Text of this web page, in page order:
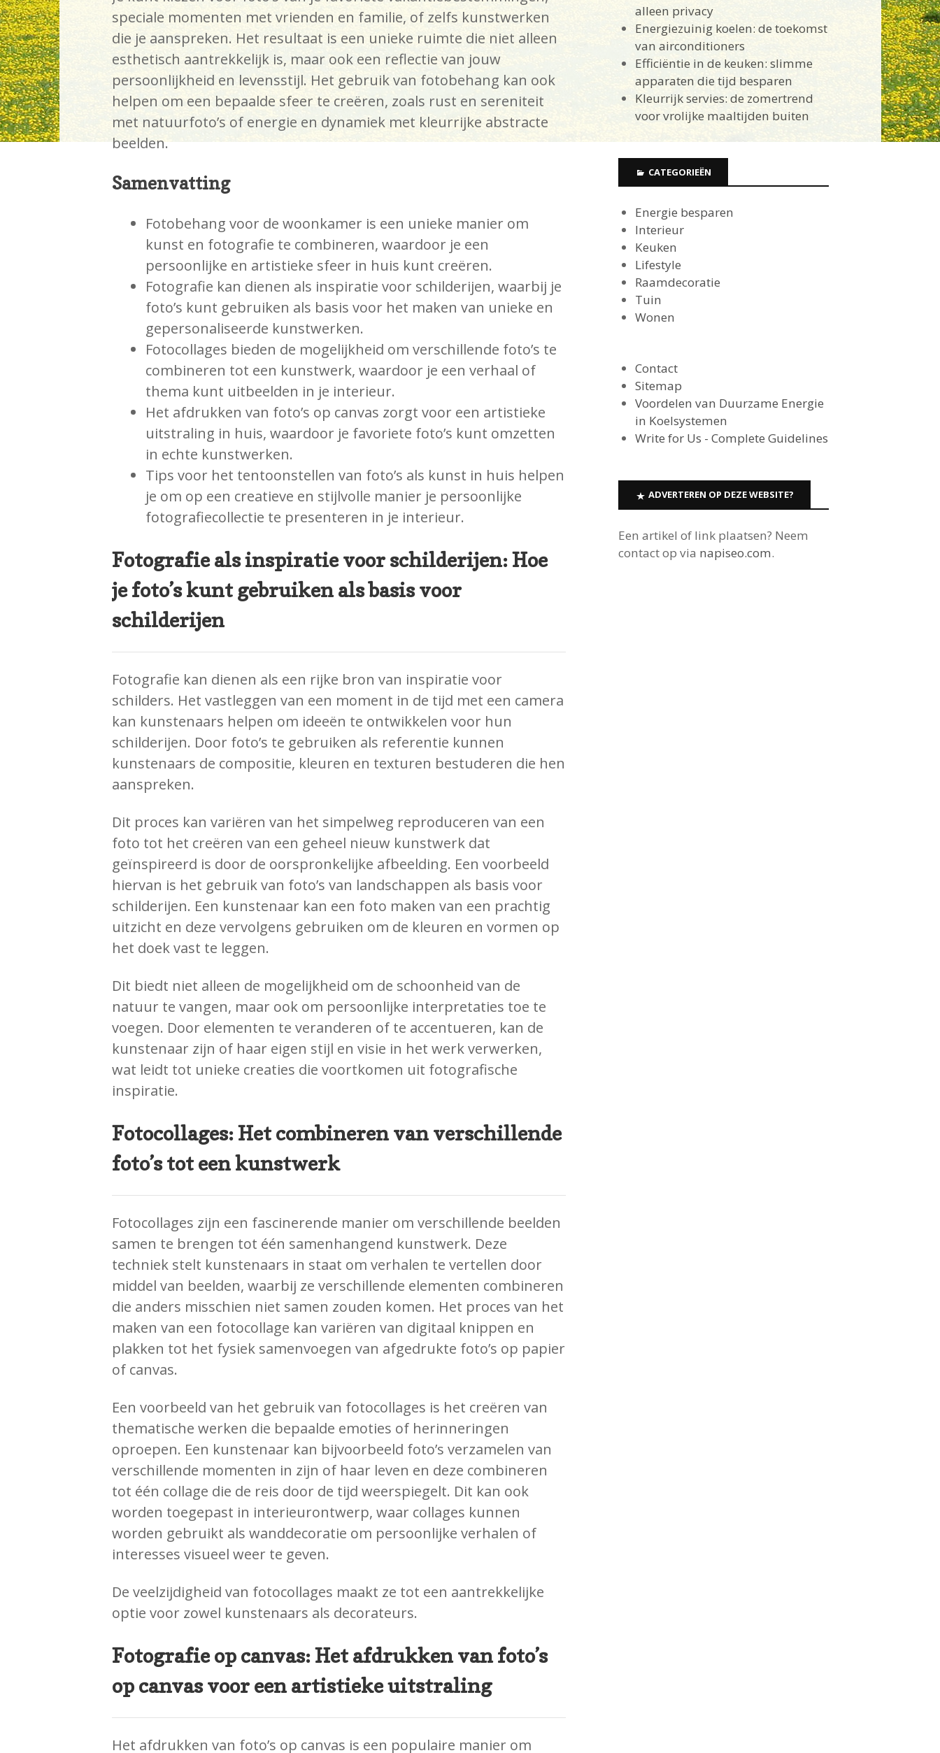
speciale momenten met vrienden en familie, of zelfs kunstwerken
die je aanspreken. Het resultaat is een unieke ruimte die niet alleen
esthetisch aantrekkelijk is, maar ook een reflectie van jouw
persoonlijkheid en levensstijl. Het gebruik van fotobehang kan ook
helpen om een bepaalde sfeer te creëren, zoals rust en sereniteit
met natuurfoto’s of energie en dynamiek met kleurrijke abstracte
beelden.
Samenvatting
Fotobehang voor de woonkamer is een unieke manier om
kunst en fotografie te combineren, waardoor je een
persoonlijke en artistieke sfeer in huis kunt creëren.
Fotografie kan dienen als inspiratie voor schilderijen, waarbij je
foto’s kunt gebruiken als basis voor het maken van unieke en
gepersonaliseerde kunstwerken.
Fotocollages bieden de mogelijkheid om verschillende foto’s te
combineren tot een kunstwerk, waardoor je een verhaal of
thema kunt uitbeelden in je interieur.
Het afdrukken van foto’s op canvas zorgt voor een artistieke
uitstraling in huis, waardoor je favoriete foto’s kunt omzetten
in echte kunstwerken.
Tips voor het tentoonstellen van foto’s als kunst in huis helpen
je om op een creatieve en stijlvolle manier je persoonlijke
fotografiecollectie te presenteren in je interieur.
Fotografie als inspiratie voor schilderijen: Hoe
je foto’s kunt gebruiken als basis voor
schilderijen
Fotografie kan dienen als een rijke bron van inspiratie voor
schilders. Het vastleggen van een moment in de tijd met een camera
kan kunstenaars helpen om ideeën te ontwikkelen voor hun
schilderijen. Door foto’s te gebruiken als referentie kunnen
kunstenaars de compositie, kleuren en texturen bestuderen die hen
aanspreken.
Dit proces kan variëren van het simpelweg reproduceren van een
foto tot het creëren van een geheel nieuw kunstwerk dat
geïnspireerd is door de oorspronkelijke afbeelding. Een voorbeeld
hiervan is het gebruik van foto’s van landschappen als basis voor
schilderijen. Een kunstenaar kan een foto maken van een prachtig
uitzicht en deze vervolgens gebruiken om de kleuren en vormen op
het doek vast te leggen.
Dit biedt niet alleen de mogelijkheid om de schoonheid van de
natuur te vangen, maar ook om persoonlijke interpretaties toe te
voegen. Door elementen te veranderen of te accentueren, kan de
kunstenaar zijn of haar eigen stijl en visie in het werk verwerken,
wat leidt tot unieke creaties die voortkomen uit fotografische
inspiratie.
Fotocollages: Het combineren van verschillende
foto’s tot een kunstwerk
Fotocollages zijn een fascinerende manier om verschillende beelden
samen te brengen tot één samenhangend kunstwerk. Deze
techniek stelt kunstenaars in staat om verhalen te vertellen door
middel van beelden, waarbij ze verschillende elementen combineren
die anders misschien niet samen zouden komen. Het proces van het
maken van een fotocollage kan variëren van digitaal knippen en
plakken tot het fysiek samenvoegen van afgedrukte foto’s op papier
of canvas.
Een voorbeeld van het gebruik van fotocollages is het creëren van
thematische werken die bepaalde emoties of herinneringen
oproepen. Een kunstenaar kan bijvoorbeeld foto’s verzamelen van
verschillende momenten in zijn of haar leven en deze combineren
tot één collage die de reis door de tijd weerspiegelt. Dit kan ook
worden toegepast in interieurontwerp, waar collages kunnen
worden gebruikt als wanddecoratie om persoonlijke verhalen of
interesses visueel weer te geven.
De veelzijdigheid van fotocollages maakt ze tot een aantrekkelijke
optie voor zowel kunstenaars als decorateurs.
Fotografie op canvas: Het afdrukken van foto’s
op canvas voor een artistieke uitstraling
Het afdrukken van foto’s op canvas is een populaire manier om
alleen privacy
Energiezuinig koelen: de toekomst
van airconditioners
Efficiëntie in de keuken: slimme
apparaten die tijd besparen
Kleurrijk servies: de zomertrend
voor vrolijke maaltijden buiten
CATEGORIEËN
Energie besparen
Interieur
Keuken
Lifestyle
Raamdecoratie
Tuin
Wonen
Contact
Sitemap
Voordelen van Duurzame Energie
in Koelsystemen
Write for Us - Complete Guidelines
ADVERTEREN OP DEZE WEBSITE?
Een artikel of link plaatsen? Neem
contact op via napiseo.com.